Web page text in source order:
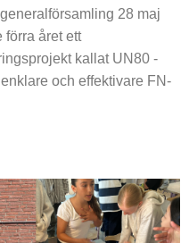
28 maj
förra året ett
kallat UN80 -
och effektivare FN-